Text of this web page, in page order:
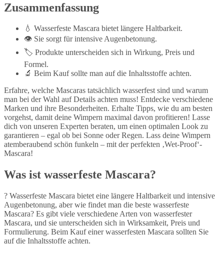
Zusammenfassung
💧 Wasserfeste Mascara bietet längere Haltbarkeit.
👁️ Sie sorgt für intensive Augenbetonung.
🏷️ Produkte unterscheiden sich in Wirkung, Preis und
Formel.
🔬 Beim Kauf sollte man auf die Inhaltsstoffe achten.
Erfahre, welche Mascaras tatsächlich wasserfest sind und warum
man bei der Wahl auf Details achten muss! Entdecke verschiedene
Marken und ihre Besonderheiten. Erhalte Tipps, wie du am besten
vorgehst, damit deine Wimpern maximal davon profitieren! Lasse
dich von unseren Experten beraten, um einen optimalen Look zu
garantieren – egal ob bei Sonne oder Regen. Lass deine Wimpern
atemberaubend schön funkeln – mit der perfekten ‚Wet-Proof‘-
Mascara!
Was ist wasserfeste Mascara?
? Wasserfeste Mascara bietet eine längere Haltbarkeit und intensive
Augenbetonung, aber wie findet man die beste wasserfeste
Mascara? Es gibt viele verschiedene Arten von wasserfester
Mascara, und sie unterscheiden sich in Wirksamkeit, Preis und
Formulierung. Beim Kauf einer wasserfesten Mascara sollten Sie
auf die Inhaltsstoffe achten.